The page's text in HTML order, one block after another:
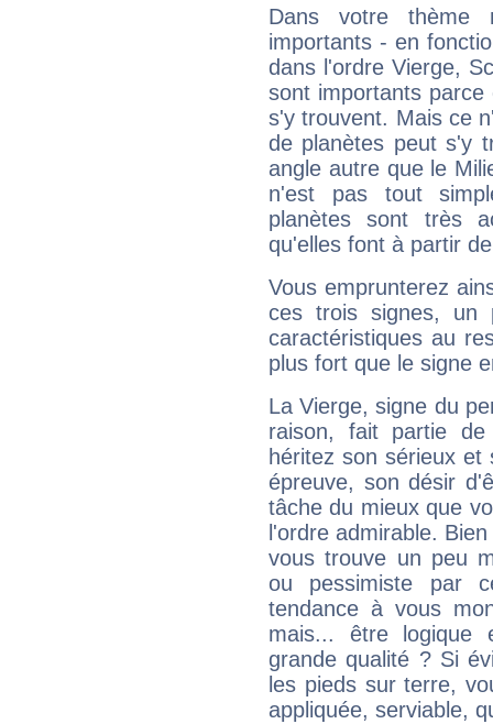
Dans votre thème
importants - en
dans l'ordre Vierge,
sont importants parce
s'y trouvent. Mais ce
de planètes peut s'y
angle autre que le
n'est pas tout
planètes sont très
qu'elles font à partir
Vous emprunterez
ces trois signes, un
caractéristiques au
plus fort que le signe
La Vierge, signe du
raison, fait partie
héritez son sérieux
épreuve, son désir
tâche du mieux que
l'ordre admirable.
vous trouve un peu
ou pessimiste par
tendance à vous
mais... être logique
grande qualité ? Si
les pieds sur terre,
appliquée, serviable,